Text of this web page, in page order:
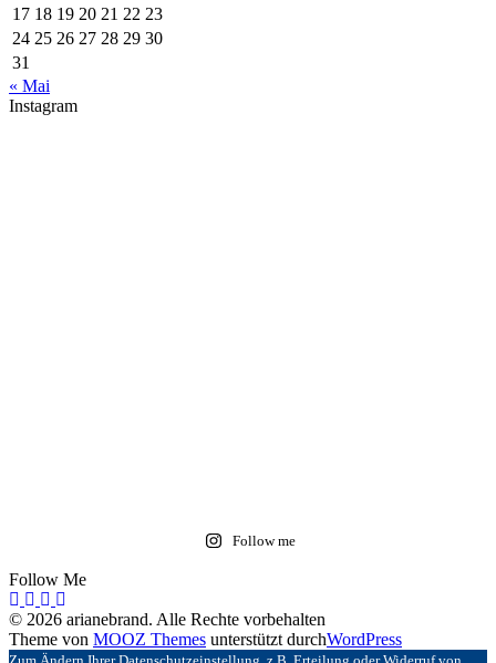
17 18 19 20 21 22 23
24 25 26 27 28 29 30
31
« Mai
Instagram
Follow me
Follow Me
© 2026 arianebrand. Alle Rechte vorbehalten
Theme von MOOZ Themes unterstützt durchWordPress